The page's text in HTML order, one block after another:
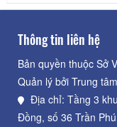
Thông tin liên hệ
Bản quyền thuộc Sở
Quản lý bởi Trung
Địa chỉ: Tầng 3
Đồng, số 36 Trần